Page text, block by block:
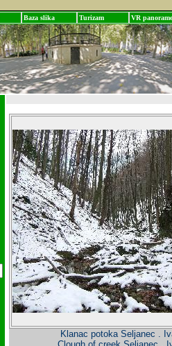
Baza slika Turizam VR panorame
Klanac potoka Seljanec .